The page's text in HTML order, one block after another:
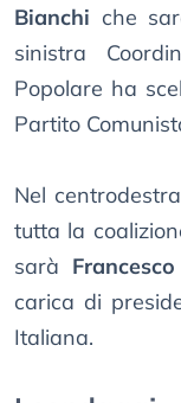
Bianchi che
sinistra
Popolare ha
Partito
Nel
tutta la
sarà
carica di
Italiana.